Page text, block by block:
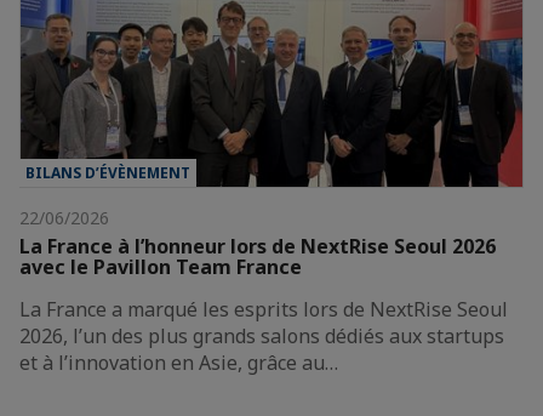
BILANS D’ÉVÈNEMENT
22/06/2026
La France à l’honneur lors de NextRise Seoul 2026
avec le Pavillon Team France
La France a marqué les esprits lors de NextRise Seoul
2026, l’un des plus grands salons dédiés aux startups
et à l’innovation en Asie, grâce au…